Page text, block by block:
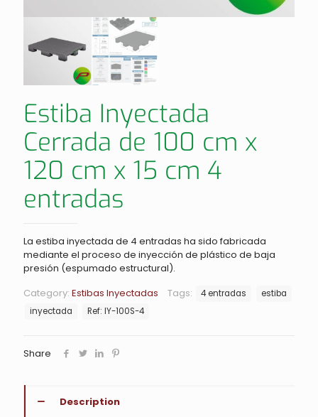
Estiba Inyectada
Cerrada de 100 cm x
120 cm x 15 cm 4
entradas
La estiba inyectada de 4 entradas ha sido fabricada
mediante el proceso de inyección de plástico de baja
presión (espumado estructural).
Category: Estibas Inyectadas Tags: 4 entradas
estiba
inyectada
Ref: IY-100S-4
Share
Description